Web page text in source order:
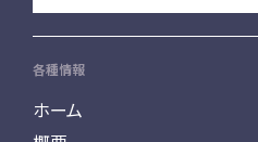
各種情報
ホーム